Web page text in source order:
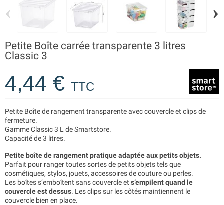
‹ ›
Petite Boîte carrée transparente 3 litres
Classic 3
4,44 € TTC
Petite Boîte de rangement transparente avec couvercle et clips de
fermeture.
Gamme Classic 3 L de Smartstore.
Capacité de 3 litres.
Petite boîte de rangement pratique adaptée aux petits objets.
Parfait pour ranger toutes sortes de petits objets tels que
cosmétiques, stylos, jouets, accessoires de couture ou perles.
Les boîtes s’emboîtent sans couvercle et s’empilent quand le
couvercle est dessus. Les clips sur les côtés maintiennent le
couvercle bien en place.